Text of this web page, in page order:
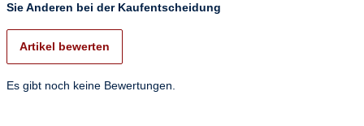
Sie Anderen bei der Kaufentscheidung
Artikel bewerten
Es gibt noch keine Bewertungen.